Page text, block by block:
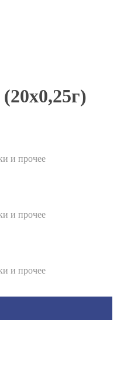
и прочее
и прочее
и прочее